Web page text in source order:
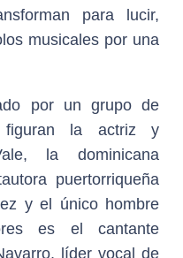
para lucir,
musicales por una
por un grupo de
la actriz y
la dominicana
puertorriqueña
y el único hombre
es el cantante
líder vocal de